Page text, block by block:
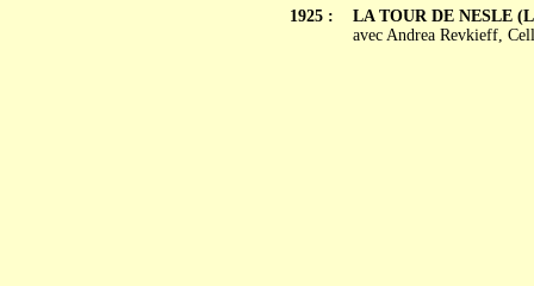
1925 :
LA TOUR DE NESLE
avec Andrea Revkieff,